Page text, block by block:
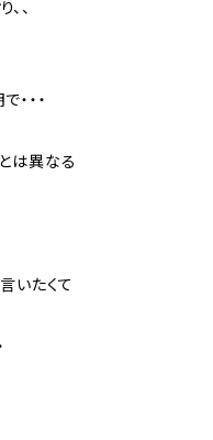
、
・・
は異なる
いたくて